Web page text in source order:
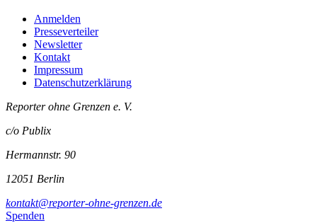
Anmelden
Presseverteiler
Newsletter
Kontakt
Impressum
Datenschutzerklärung
Reporter ohne Grenzen e. V.
c/o Publix
Hermannstr. 90
12051 Berlin
kontakt@reporter-ohne-grenzen.de
Spenden